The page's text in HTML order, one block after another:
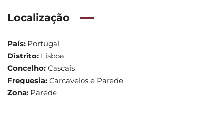
Localização
País: Portugal
Distrito: Lisboa
Concelho: Cascais
Freguesia: Carcavelos e Parede
Zona: Parede